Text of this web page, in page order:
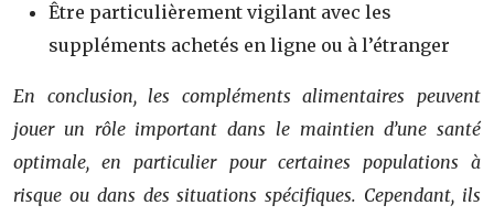
Être particulièrement vigilant avec les
suppléments achetés en ligne ou à l’étranger
En conclusion, les compléments alimentaires peuvent
jouer un rôle important dans le maintien d’une santé
optimale, en particulier pour certaines populations à
risque ou dans des situations spécifiques. Cependant, ils